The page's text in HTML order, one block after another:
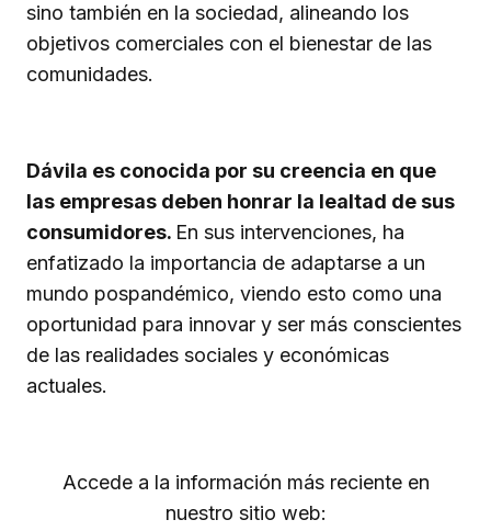
sino también en la sociedad, alineando los
objetivos comerciales con el bienestar de las
comunidades.
Dávila es conocida por su creencia en que
las empresas deben honrar la lealtad de sus
consumidores. En sus intervenciones, ha
enfatizado la importancia de adaptarse a un
mundo pospandémico, viendo esto como una
oportunidad para innovar y ser más conscientes
de las realidades sociales y económicas
actuales.
Accede a la información más reciente en
nuestro sitio web: